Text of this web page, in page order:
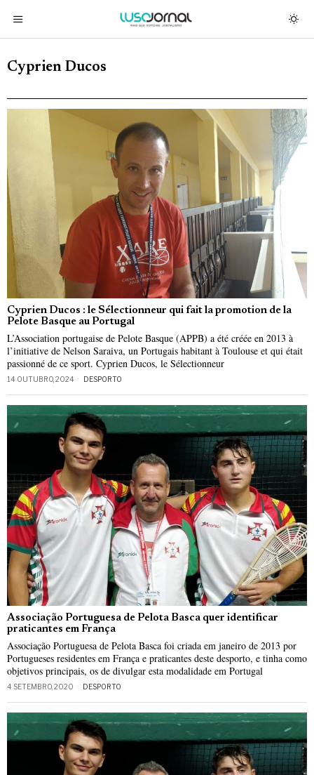
Cyprien Ducos
Cyprien Ducos : le Sélectionneur qui fait la promotion de la
Pelote Basque au Portugal
L’Association portugaise de Pelote Basque (APPB) a été créée en 2013 à
l’initiative de Nelson Saraiva, un Portugais habitant à Toulouse et qui était
passionné de ce sport. Cyprien Ducos, le Sélectionneur
14 OUTUBRO, 2024 DESPORTO
Associação Portuguesa de Pelota Basca quer identificar
praticantes em França
Associação Portuguesa de Pelota Basca foi criada em janeiro de 2013 por
Portugueses residentes em França e praticantes deste desporto, e tinha como
objetivos principais, os de divulgar esta modalidade em Portugal
4 SETEMBRO, 2020 DESPORTO